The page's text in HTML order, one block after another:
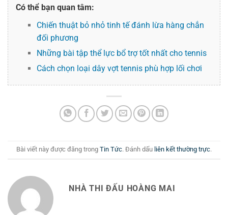
Có thể bạn quan tâm:
Chiến thuật bỏ nhỏ tinh tế đánh lừa hàng chắn
đối phương
Những bài tập thể lực bổ trợ tốt nhất cho tennis
Cách chọn loại dây vợt tennis phù hợp lối chơi
Bài viết này được đăng trong Tin Tức. Đánh dấu liên kết thường trực.
NHÀ THI ĐẤU HOÀNG MAI